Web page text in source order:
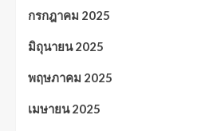
กรกฎาคม 2025
มิถุนายน 2025
พฤษภาคม 2025
เมษายน 2025